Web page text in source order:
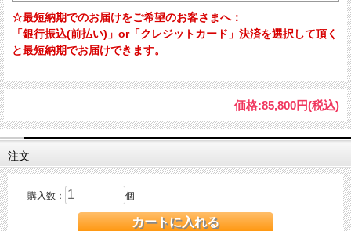
☆最短納期でのお届けをご希望のお客さまへ：
「銀行振込(前払い)」or「クレジットカード」決済を選択して頂く
と最短納期でお届けできます。
価格:85,800円(税込)
注文
購入数： 個